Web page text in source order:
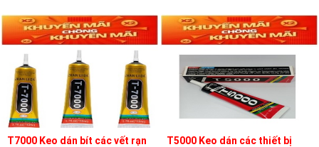
T7000 Keo dán bít các vết rạn
T5000 Keo dán các thiết bị